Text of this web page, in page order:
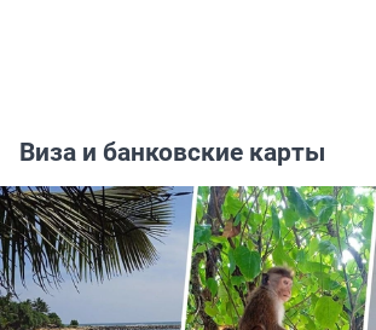
Виза и банковские карты